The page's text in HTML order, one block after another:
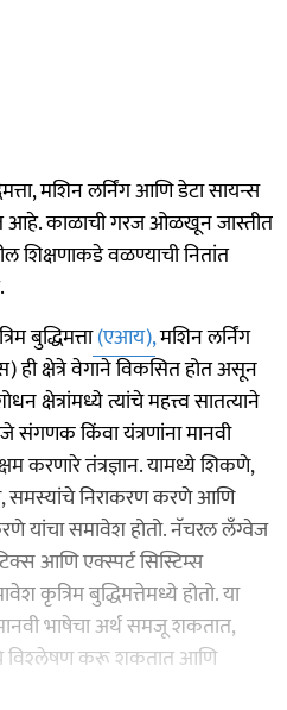
मशिन लर्निंग आणि डेटा सायन्स
आहे. काळाची गरज ओळखून जास्तीत
शिक्षणाकडे वळण्याची नितांत
बुद्धिमत्ता(एआय),मशिन लर्निंग
क्षेत्रे वेगाने विकसित होत असून
क्षेत्रांमध्ये त्यांचे महत्त्व सातत्याने
संगणक किंवा यंत्रणांना मानवी
करणारे तंत्रज्ञान. यामध्ये शिकणे,
समस्यांचे निराकरण करणे आणि
यांचा समावेश होतो. नॅचरल लँग्वेज
आणि एक्स्पर्ट सिस्टिम्स
कृत्रिम बुद्धिमत्तेमध्ये होतो. या
भाषेचा अर्थ समजू शकतात,
विश्‍लेषण करू शकतात आणि